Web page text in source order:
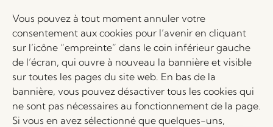
Vous pouvez à tout moment annuler votre
consentement aux cookies pour l’avenir en cliquant
sur l’icône “empreinte” dans le coin inférieur gauche
de l’écran, qui ouvre à nouveau la bannière et visible
sur toutes les pages du site web. En bas de la
bannière, vous pouvez désactiver tous les cookies qui
ne sont pas nécessaires au fonctionnement de la page.
Si vous en avez sélectionné que quelques-uns,